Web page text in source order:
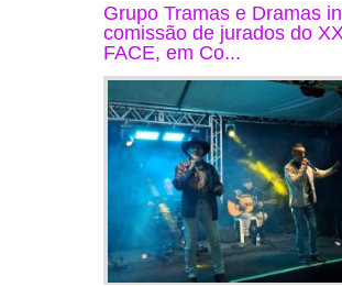
Grupo Tramas e Dramas
comissão de jurados do
FACE, em Co...